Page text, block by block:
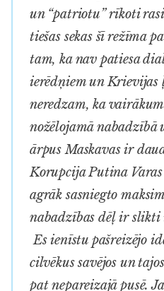
un “patriotu” rīkoti
tiešas sekas šī režīma
tam, ka nav patiesa
ierēdņiem un Krievijas
neredzam, ka
nožēlojamā nabadzībā
ārpus Maskavas ir
Korupcija Putina
agrāk sasniegto
nabadzības dēļ ir
Es ienīstu pašreizējo
cilvēkus savējos un
pat nepareizajā pusē.